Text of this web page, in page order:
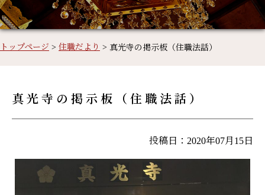
トップページ > 住職だより > 真光寺の掲示板（住職法話）
真光寺の掲示板（住職法話）
投稿日：2020年07月15日